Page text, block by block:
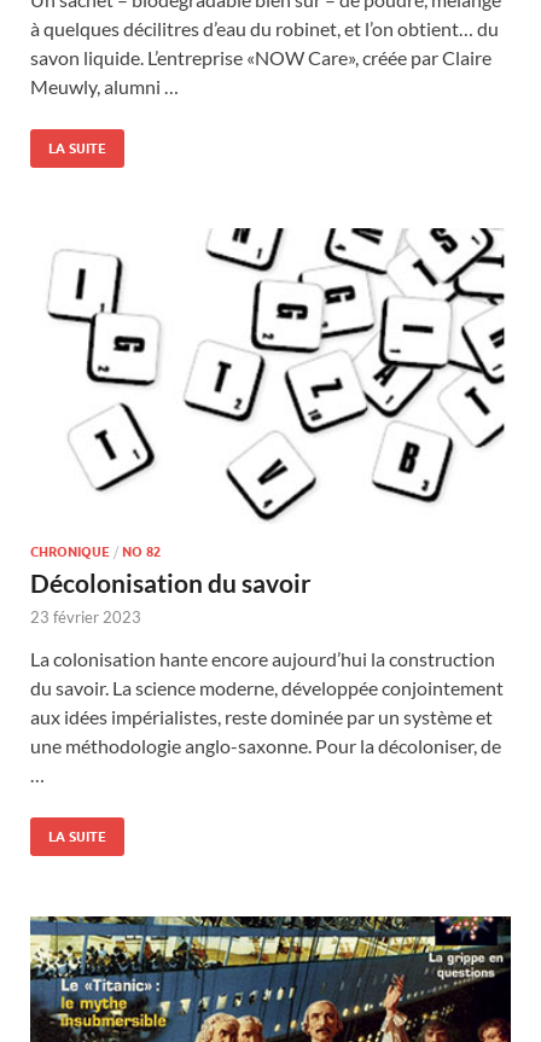
à quelques décilitres d’eau du robinet, et l’on obtient… du
savon liquide. L’entreprise «NOW Care», créée par Claire
Meuwly, alumni …
LA SUITE
CHRONIQUE / NO 82
Décolonisation du savoir
23 février 2023
La colonisation hante encore aujourd’hui la construction
du savoir. La science moderne, développée conjointement
aux idées impérialistes, reste dominée par un système et
une méthodologie anglo-saxonne. Pour la décoloniser, de
LA SUITE